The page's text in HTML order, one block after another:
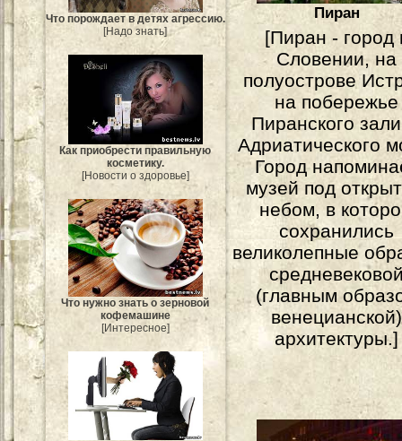
Что порождает в детях агрессию.
[Надо знать]
Как приобрести правильную
косметику.
[Новости о здоровье]
Что нужно знать о зерновой
кофемашине
[Интересное]
Пиран
[Пиран - город
Словении, на
полуострове
на побережье
Пиранского
Адриатического
Город
музей под
небом, в
сохранились
великолепные
(главным
венецианской)
архитектуры.]